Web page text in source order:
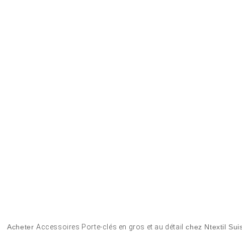
Acheter Accessoires Porte-clés en gros et au détail chez Ntextil